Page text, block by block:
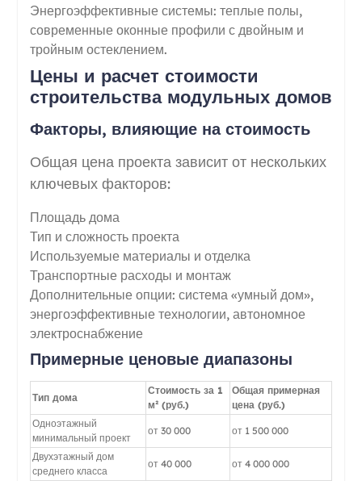
Энергоэффективные системы: теплые полы,
современные оконные профили с двойным и
тройным остеклением.
Цены и расчет стоимости
строительства модульных домов
Факторы, влияющие на стоимость
Общая цена проекта зависит от нескольких
ключевых факторов:
Площадь дома
Тип и сложность проекта
Используемые материалы и отделка
Транспортные расходы и монтаж
Дополнительные опции: система «умный дом»,
энергоэффективные технологии, автономное
электроснабжение
Примерные ценовые диапазоны
Тип дома
Стоимость за 1
м² (руб.)
Общая примерная
цена (руб.)
Одноэтажный
минимальный проект
от 30 000 от 1 500 000
Двухэтажный дом
среднего класса
от 40 000 от 4 000 000